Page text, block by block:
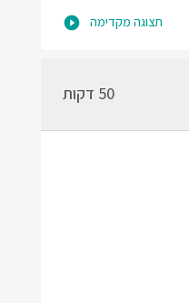
תצוגה מקדימה
50 דקות